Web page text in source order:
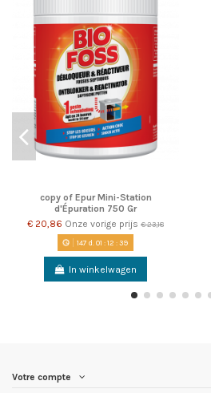
copy of Epur Mini-Station
d'Épuration 750 Gr
€ 20,86 Onze vorige prijs € 23,18
147 d. 01 :12 :38
In winkelwagen
Votre compte